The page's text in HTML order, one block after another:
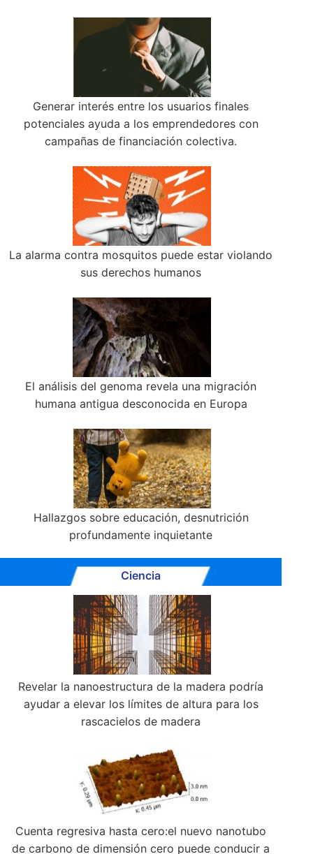
Generar interés entre los usuarios finales
potenciales ayuda a los emprendedores con
campañas de financiación colectiva.
La alarma contra mosquitos puede estar violando
sus derechos humanos
El análisis del genoma revela una migración
humana antigua desconocida en Europa
Hallazgos sobre educación, desnutrición
profundamente inquietante
Ciencia
Revelar la nanoestructura de la madera podría
ayudar a elevar los límites de altura para los
rascacielos de madera
Cuenta regresiva hasta cero:el nuevo nanotubo
de carbono de dimensión cero puede conducir a